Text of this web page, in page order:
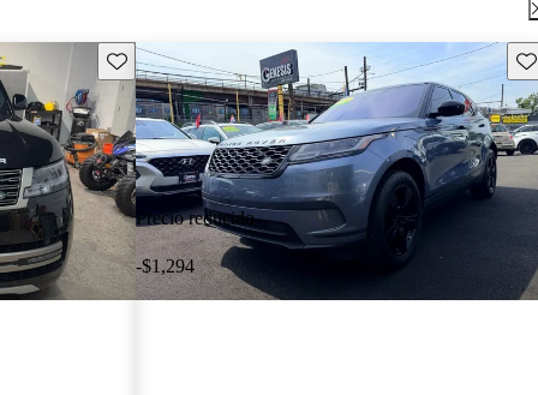
Guarda este Aviso
Precio reducido
-$1,294